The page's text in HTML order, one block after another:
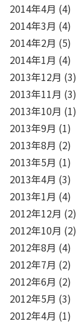
2014年4月 (4)
2014年3月 (4)
2014年2月 (5)
2014年1月 (4)
2013年12月 (3)
2013年11月 (3)
2013年10月 (1)
2013年9月 (1)
2013年8月 (2)
2013年5月 (1)
2013年4月 (3)
2013年1月 (4)
2012年12月 (2)
2012年10月 (2)
2012年8月 (4)
2012年7月 (2)
2012年6月 (2)
2012年5月 (3)
2012年4月 (1)